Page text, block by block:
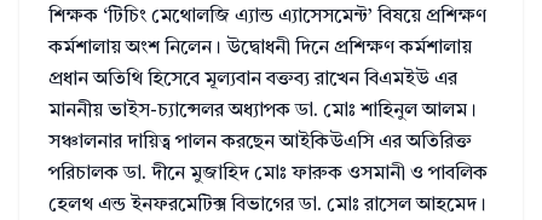
শিক্ষক ‘টিচিং মেথোলজি এ্যান্ড এ্যাসেসমেন্ট’ বিষয়ে প্রশিক্ষণ
কর্মশালায় অংশ নিলেন। উদ্বোধনী দিনে প্রশিক্ষণ কর্মশালায়
প্রধান অতিথি হিসেবে মূল্যবান বক্তব্য রাখেন বিএমইউ এর
মাননীয় ভাইস-চ্যান্সেলর অধ্যাপক ডা. মোঃ শাহিনুল আলম।
সঞ্চালনার দায়িত্ব পালন করছেন আইকিউএসি এর অতিরিক্ত
পরিচালক ডা. দীনে মুজাহিদ মোঃ ফারুক ওসমানী ও পাবলিক
হেলথ এন্ড ইনফরমেটিক্স বিভাগের ডা. মোঃ রাসেল আহমেদ।